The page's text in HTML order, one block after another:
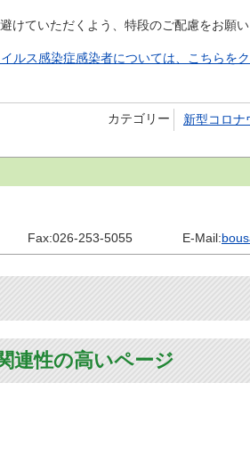
けていただくよう、特段のご配慮をお願い
ルス感染症感染者については、こちらを
カテゴリー 新型コロナ
Fax:026-253-5055 E-Mail:
連性の高いページ